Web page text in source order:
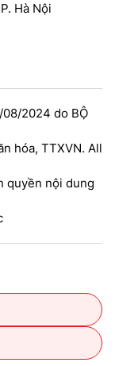
Hà Nội
2024 do BỘ
hóa, TTXVN. All
quyền nội dung